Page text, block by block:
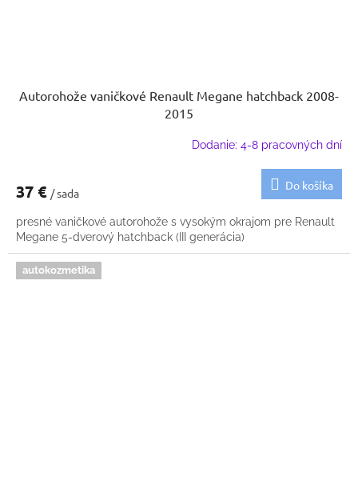
Autorohože vaničkové Renault Megane hatchback 2008-
2015
Dodanie: 4-8 pracovných dní
37 € / sada
Do košíka
presné vaničkové autorohože s vysokým okrajom pre Renault
Megane 5-dverový hatchback (III generácia)
autokozmetika